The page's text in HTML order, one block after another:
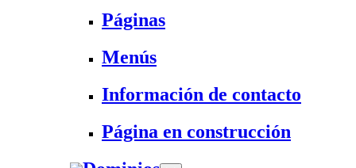
Páginas
Menús
Información de contacto
Página en construcción